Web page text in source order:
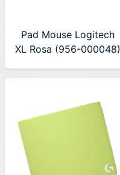
Pad Mouse Logitech
XL Rosa (956-000048)